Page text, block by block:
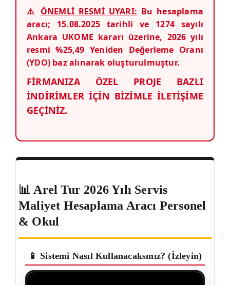
⚠️ ÖNEMLİ RESMİ UYARI: Bu hesaplama
aracı; 15.08.2025 tarihli ve 1274 sayılı
Ankara UKOME kararı üzerine, 2026 yılı
resmi %25,49 Yeniden Değerleme Oranı
(YDO) baz alınarak oluşturulmuştur.
FİRMANIZA ÖZEL PROJE BAZLI
İNDİRİMLER İÇİN BİZİMLE İLETİŞİME
GEÇİNİZ.
📊 Arel Tur 2026 Yılı Servis
Maliyet Hesaplama Aracı Personel
& Okul
📱 Sistemi Nasıl Kullanacaksınız? (İzleyin)